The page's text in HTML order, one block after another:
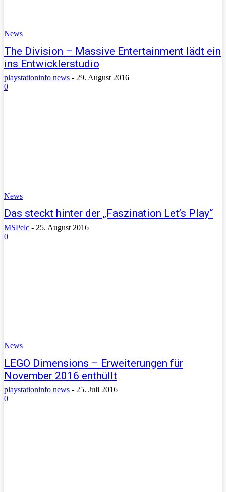
News
The Division – Massive Entertainment lädt ein
ins Entwicklerstudio
playstationinfo news - 29. August 2016
0
News
Das steckt hinter der „Faszination Let’s Play“
MSPelc - 25. August 2016
0
News
LEGO Dimensions – Erweiterungen für
November 2016 enthüllt
playstationinfo news - 25. Juli 2016
0